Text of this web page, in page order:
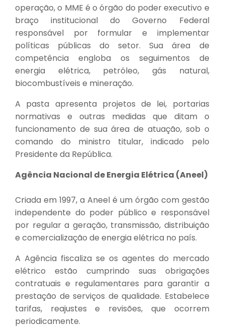
operação, o MME é o órgão do poder executivo e
braço institucional do Governo Federal
responsável por formular e implementar
políticas públicas do setor. Sua área de
competência engloba os seguimentos de
energia elétrica, petróleo, gás natural,
biocombustíveis e mineração.
A pasta apresenta projetos de lei, portarias
normativas e outras medidas que ditam o
funcionamento de sua área de atuação, sob o
comando do ministro titular, indicado pelo
Presidente da República.
Agência Nacional de Energia Elétrica (Aneel)
Criada em 1997, a Aneel é um órgão com gestão
independente do poder público e responsável
por regular a geração, transmissão, distribuição
e comercialização de energia elétrica no país.
A Agência fiscaliza se os agentes do mercado
elétrico estão cumprindo suas obrigações
contratuais e regulamentares para garantir a
prestação de serviços de qualidade. Estabelece
tarifas, reajustes e revisões, que ocorrem
periodicamente.